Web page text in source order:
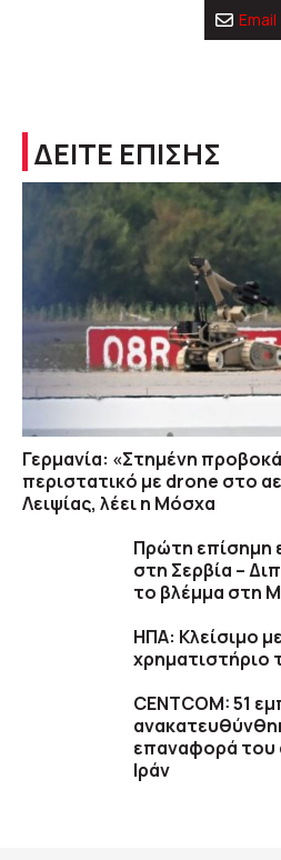
Email
ΔΕΙΤΕ ΕΠΙΣΗΣ
Γερμανία: «Στημένη
περιστατικό με drone στο
Λειψίας, λέει η Μόσχα
Πρώτη επίσημη
στη Σερβία –
το βλέμμα στη
ΗΠΑ: Κλείσιμο
χρηματιστήριο
CENTCOM: 51
επαναφορά του
Ιράν